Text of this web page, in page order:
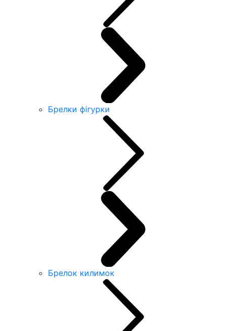
Брелки фігурки
Брелок килимок